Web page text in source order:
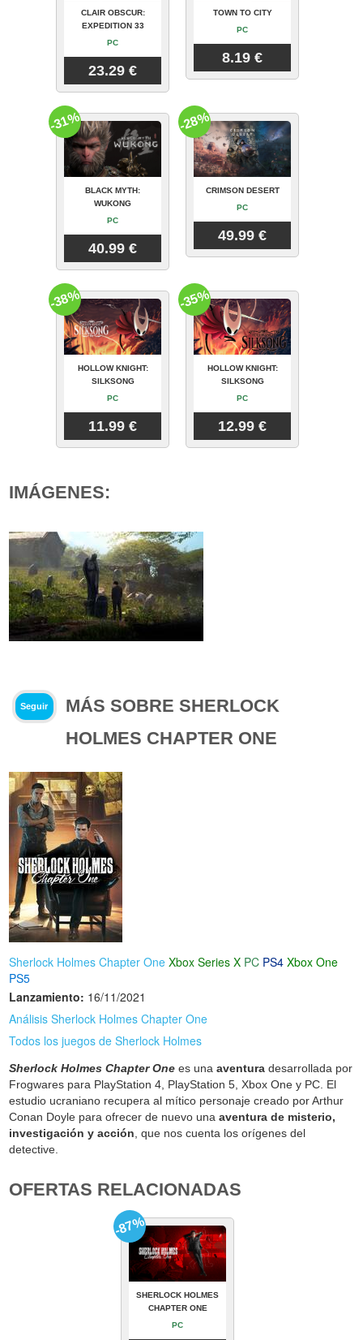
CLAIR OBSCUR:
EXPEDITION 33
PC
23.29 €
TOWN TO CITY
PC
8.19 €
BLACK MYTH:
WUKONG
PC
40.99 €
-31%
CRIMSON DESERT
PC
49.99 €
-28%
HOLLOW KNIGHT:
SILKSONG
PC
11.99 €
-38%
HOLLOW KNIGHT:
SILKSONG
PC
12.99 €
-35%
IMÁGENES:
Seguir
MÁS SOBRE SHERLOCK
HOLMES CHAPTER ONE
Sherlock Holmes Chapter One Xbox Series X PC PS4 Xbox One
PS5
Lanzamiento: 16/11/2021
Análisis Sherlock Holmes Chapter One
Todos los juegos de Sherlock Holmes
Sherlock Holmes Chapter One es unaaventura desarrollada por
Frogwares para PlayStation 4, PlayStation 5, Xbox One y PC. El
estudio ucraniano recupera al mítico personaje creado por Arthur
Conan Doyle para ofrecer de nuevo unaaventura de misterio,
investigación y acción , que nos cuenta los orígenes del
detective.
OFERTAS RELACIONADAS
SHERLOCK HOLMES
CHAPTER ONE
PC
-87%